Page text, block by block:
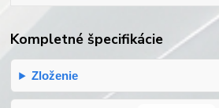
Kompletné špecifikácie
Zloženie